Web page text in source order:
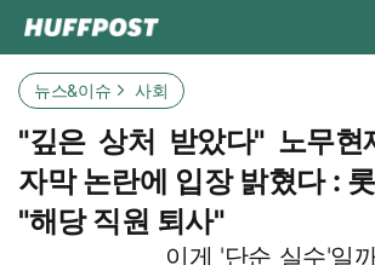
뉴스&이슈 사회
"깊은 상처 받았다" 노무현
자막 논란에 입장 밝혔다 :
"해당 직원 퇴사"
이게 '단순 실수'일